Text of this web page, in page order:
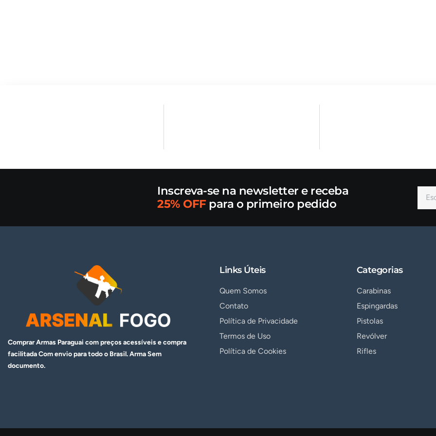
Inscreva-se na newsletter e receba
25% OFF para o primeiro pedido
Comprar Armas Paraguai com preços acessíveis e compra
facilitada Com envio para todo o Brasil. ArmaSem
documento.
Links Úteis
Quem Somos
Contato
Política de Privacidade
Termos de Uso
Política de Cookies
Categorias
Carabinas
Espingardas
Pistolas
Revólver
Rifles